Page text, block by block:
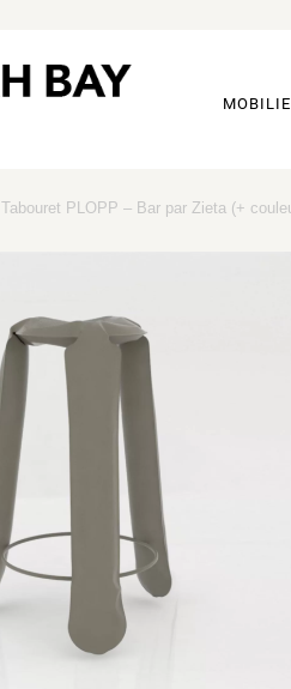
Tabouret PLOPP – Bar par Zieta (+